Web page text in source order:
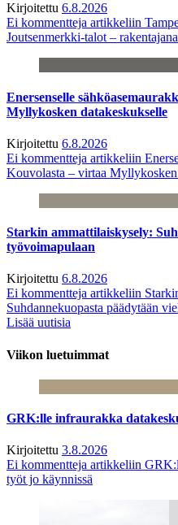
Kirjoitettu 6.8.2026
Ei kommentteja artikkeliin
Joutsenmerkki-talot –
Enersenselle
Myllykosken datakeskukselle
Kirjoitettu 6.8.2026
Ei kommentteja artikkeliin
Kouvolasta – virtaa
Starkin ammattilaiskysely:
työvoimapulaan
Kirjoitettu 6.8.2026
Ei kommentteja artikkeliin
Suhdannekuopasta päädytään
Lisää uutisia
Viikon luetuimmat
GRK:lle infraurakka
Kirjoitettu 3.8.2026
Ei kommentteja artikkeliin
työt jo käynnissä